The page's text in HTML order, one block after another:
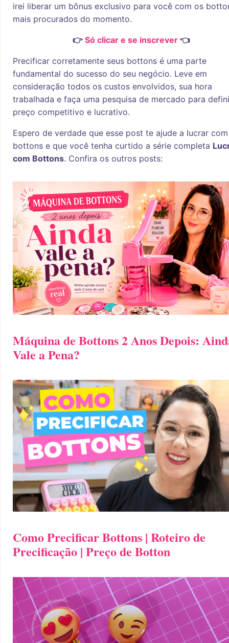
irei liberar um bônus exclusivo para você com os
mais procurados do momento.
👉 Só clicar e se inscrever👈
Precificar corretamente seus bottons é uma parte
fundamental do sucesso do seu negócio. Leve em
consideração todos os custos envolvidos, sua hora
trabalhada e faça uma pesquisa de mercado para
preço competitivo e lucrativo.
Espero de verdade que esse post te ajude a lucrar com
bottons e que você tenha curtido a série completa
com Bottons. Confira os outros posts:
Máquina de Bottons 2 Anos Depois:
Vale a Pena?
Como Precificar Bottons | Roteiro de
Precificação | Preço de Botton